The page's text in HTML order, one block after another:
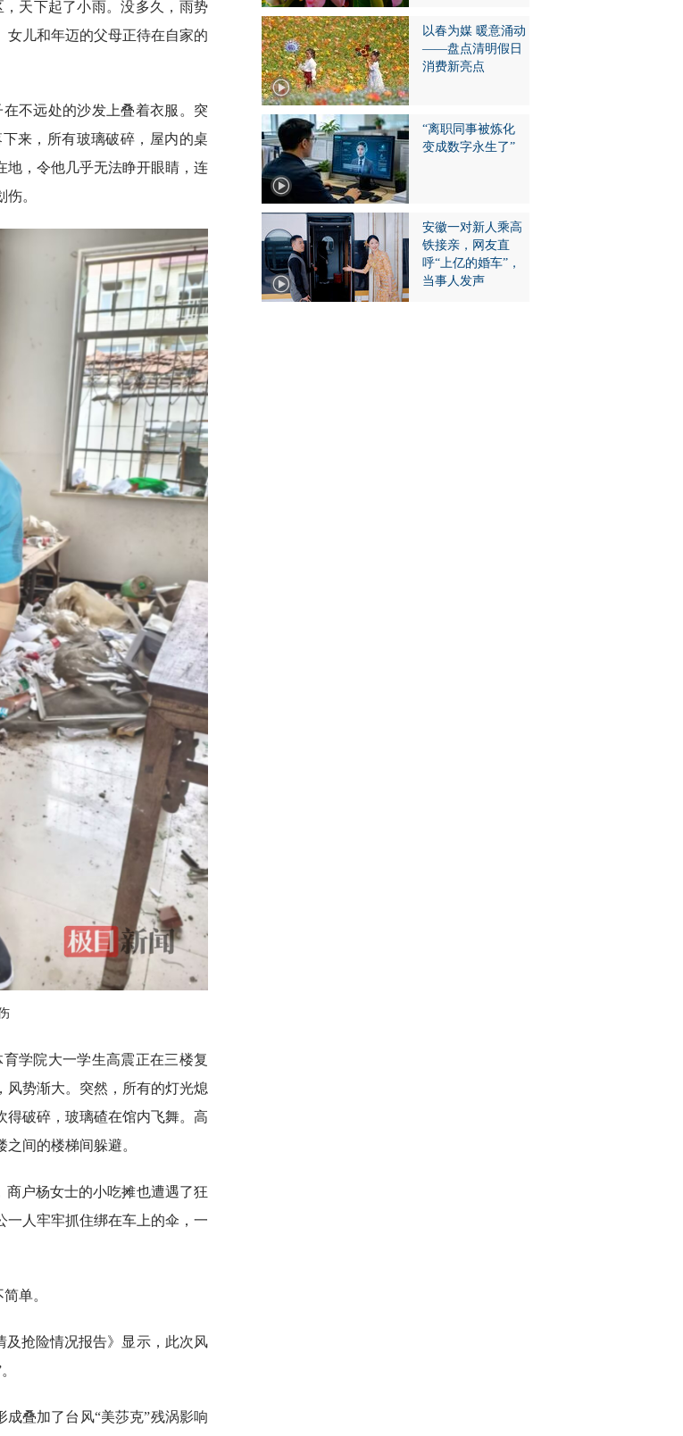
天下起了小雨。没多久，雨势
女儿和年迈的父母正待在自家的
不远处的沙发上叠着衣服。突
来，所有玻璃破碎，屋内的桌
地，令他几乎无法睁开眼睛，连
。
学院大一学生高震正在三楼复
风势渐大。突然，所有的灯光熄
得破碎，玻璃碴在馆内飞舞。高
间的楼梯间躲避。
户杨女士的小吃摊也遭遇了狂
一人牢牢抓住绑在车上的伞，一
单。
及抢险情况报告》显示，此次风
叠加了台风“美莎克”残涡影响
以春为媒 暖意涌动
——盘点清明假日
消费新亮点
“离职同事被炼化
变成数字永生了”
安徽一对新人乘高
铁接亲，网友直
呼“上亿的婚车”，
当事人发声